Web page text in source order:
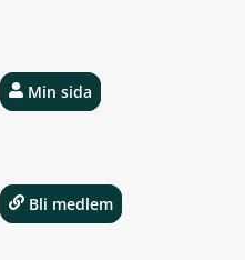
Min sida
Bli medlem